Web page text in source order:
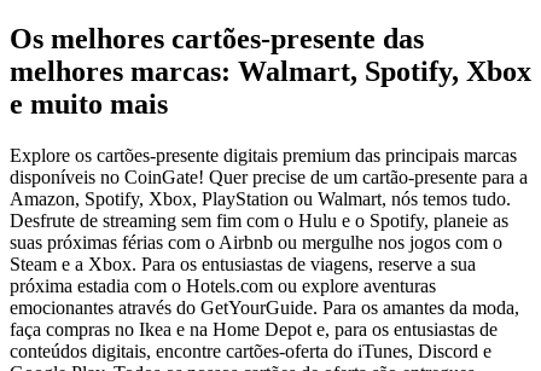
Os melhores cartões-presente das
melhores marcas: Walmart, Spotify, Xbox
e muito mais
Explore os cartões-presente digitais premium das principais marcas
disponíveis no CoinGate! Quer precise de um cartão-presente para a
Amazon, Spotify, Xbox, PlayStation ou Walmart, nós temos tudo.
Desfrute de streaming sem fim com o Hulu e o Spotify, planeie as
suas próximas férias com o Airbnb ou mergulhe nos jogos com o
Steam e a Xbox. Para os entusiastas de viagens, reserve a sua
próxima estadia com o Hotels.com ou explore aventuras
emocionantes através do GetYourGuide. Para os amantes da moda,
faça compras no Ikea e na Home Depot e, para os entusiastas de
conteúdos digitais, encontre cartões-oferta do iTunes, Discord e